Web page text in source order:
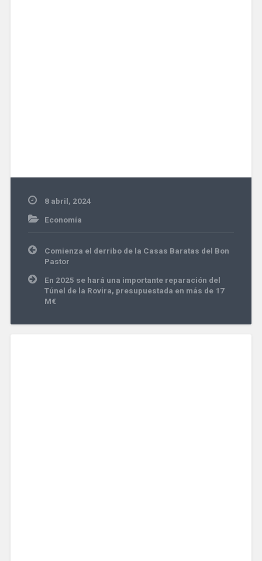
8 abril, 2024
Economía
Navegación
entradas
Comienza el derribo de la Casas Baratas del Bon
Pastor
En 2025 se hará una importante reparación del
Túnel de la Rovira, presupuestada en más de 17
M€